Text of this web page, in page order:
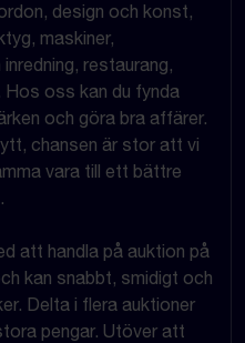
design och konst,
maskiner,
restaurang,
oss kan du fynda
och göra bra affärer.
chansen är stor att vi
vara till ett bättre
att handla på auktion på
kan snabbt, smidigt och
Delta i flera auktioner
pengar. Utöver att